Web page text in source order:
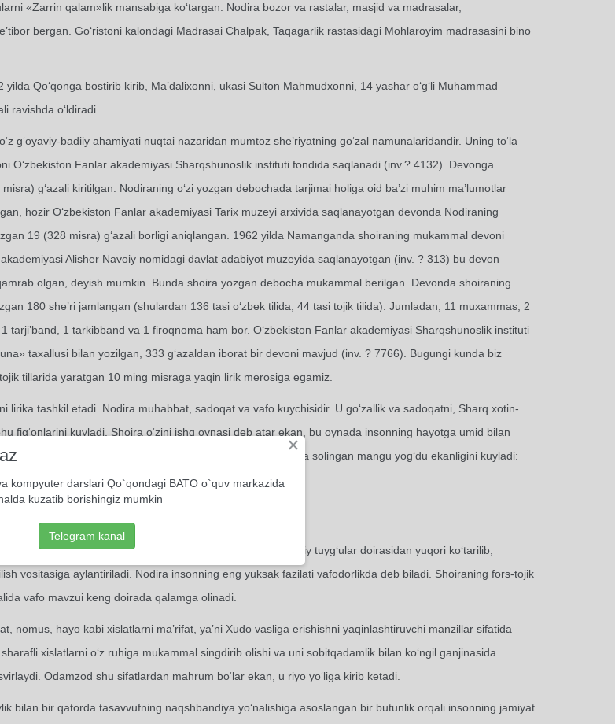
«Zarrin qalam»lik mansabiga ko‘targan. Nodira bozor va rastalar, masjid va madrasalar,
bergan. Go‘ristoni kalondagi Madrasai Chalpak, Taqagarlik rastasidagi Mohlaroyim madrasasini bino
Qo‘qonga bostirib kirib, Ma’dalixonni, ukasi Sulton Mahmudxonni, 14 yashar o‘g‘li Muhammad
ravishda o‘ldiradi.
g‘oyaviy-badiiy ahamiyati nuqtai nazaridan mumtoz she’riyatning go‘zal namunalaridandir. Uning to‘la
O‘zbekiston Fanlar akademiyasi Sharqshunoslik instituti fondida saqlanadi (inv.? 4132). Devonga
g‘azali kiritilgan. Nodiraning o‘zi yozgan debochada tarjimai holiga oid ba’zi muhim ma’lumotlar
hozir O‘zbekiston Fanlar akademiyasi Tarix muzeyi arxivida saqlanayotgan devonda Nodiraning
19 (328 misra) g‘azali borligi aniqlangan. 1962 yilda Namanganda shoiraning mukammal devoni
Alisher Navoiy nomidagi davlat adabiyot muzeyida saqlanayotgan (inv. ? 313) bu devon
olgan, deyish mumkin. Bunda shoira yozgan debocha mukammal berilgan. Devonda shoiraning
180 she’ri jamlangan (shulardan 136 tasi o‘zbek tilida, 44 tasi tojik tilida). Jumladan, 11 muxammas, 2
tarji’band, 1 tarkibband va 1 firoqnoma ham bor. O‘zbekiston Fanlar akademiyasi Sharqshunoslik instituti
taxallusi bilan yozilgan, 333 g‘azaldan iborat bir devoni mavjud (inv. ? 7766). Bugungi kunda biz
tillarida yaratgan 10 ming misraga yaqin lirik merosiga egamiz.
lirika tashkil etadi. Nodira muhabbat, sadoqat va vafo kuychisidir. U go‘zallik va sadoqatni, Sharq xotin-
fig‘onlarini kuyladi. Shoira o‘zini ishq oynasi deb atar ekan, bu oynada insonning hayotga umid bilan
aks etgan. U muhabbat Alloh tomonidan insonlar qalbiga solingan mangu yog‘du ekanligini kuyladi:
chuqur ijtimoiy mazmun kasb etadi. Muhabbat shaxsiy tuyg‘ular doirasidan yuqori ko‘tarilib,
vositasiga aylantiriladi. Nodira insonning eng yuksak fazilati vafodorlikda deb biladi. Shoiraning fors-tojik
vafo mavzui keng doirada qalamga olinadi.
nomus, hayo kabi xislatlarni ma’rifat, ya’ni Xudo vasliga erishishni yaqinlashtiruvchi manzillar sifatida
xislatlarni o‘z ruhiga mukammal singdirib olishi va uni sobitqadamlik bilan ko‘ngil ganjinasida
Odamzod shu sifatlardan mahrum bo‘lar ekan, u riyo yo‘liga kirib ketadi.
bilan bir qatorda tasavvufning naqshbandiya yo‘nalishiga asoslangan bir butunlik orqali insonning jamiyat
×
kompyuter darslari Qo`qondagi BATO o`quv markazida
kuzatib borishingiz mumkin
Telegram kanal